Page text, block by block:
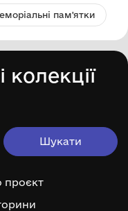
пам'ятки
колекції
проєкт